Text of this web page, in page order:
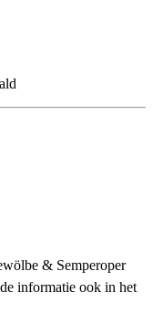
& Semperoper
informatie ook in het